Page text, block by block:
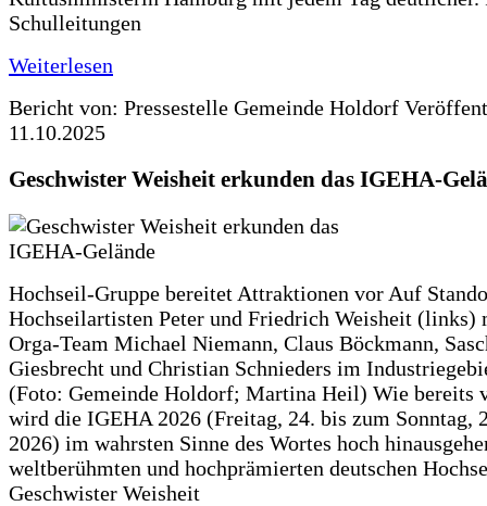
Schulleitungen
Weiterlesen
Bericht von: Pressestelle Gemeinde Holdorf
11.10.2025
Geschwister Weisheit erkunden das IGEHA-
Hochseil-Gruppe bereitet Attraktionen vor Auf
Hochseilartisten Peter und Friedrich Weisheit (links)
Orga-Team Michael Niemann, Claus Böckmann,
Giesbrecht und Christian Schnieders im
(Foto: Gemeinde Holdorf; Martina Heil) Wie bereits
wird die IGEHA 2026 (Freitag, 24. bis zum Sonntag,
2026) im wahrsten Sinne des Wortes hoch
weltberühmten und hochprämierten deutschen
Geschwister Weisheit